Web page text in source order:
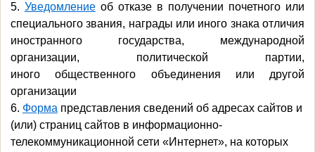
5. Уведомление об отказе в получении почетного или
специального звания, награды или иного знака отличия
иностранного государства, международной
организации, политической партии,
иногообщественного объединения или другой
организации
6. Форма представления сведений об адресах сайтов и
(или) страниц сайтов в информационно-
телекоммуникационной сети «Интернет», на которых